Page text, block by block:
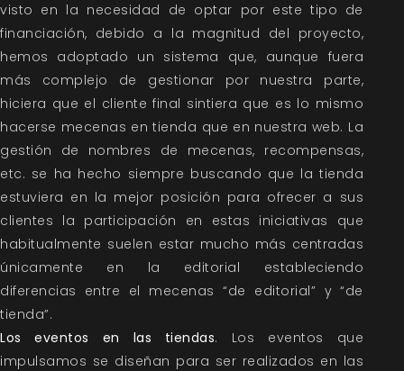
visto en la necesidad de optar por este tipo de
financiación, debido a la magnitud del proyecto,
hemos adoptado un sistema que, aunque fuera
más complejo de gestionar por nuestra parte,
hiciera que el cliente final sintiera que es lo mismo
hacerse mecenas en tienda que en nuestra web. La
gestión de nombres de mecenas, recompensas,
etc. se ha hecho siempre buscando que la tienda
estuviera en la mejor posición para ofrecer a sus
clientes la participación en estas iniciativas que
habitualmente suelen estar mucho más centradas
únicamente en la editorial estableciendo
diferencias entre el mecenas “de editorial” y “de
tienda”.
Los eventos en las tiendas. Los eventos que
impulsamos se diseñan para ser realizados en las